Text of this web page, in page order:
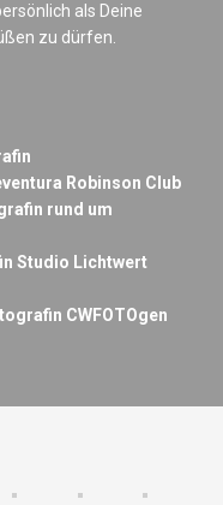
als Deine
zu dürfen.
Robinson Club
rund um
Studio Lichtwert
CWFOTOgen